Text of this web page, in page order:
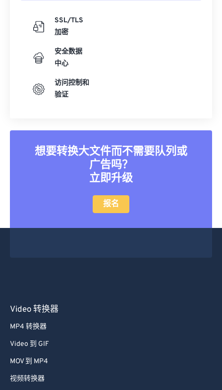
SSL/TLS
加密
安全数据
中心
访问控制和
验证
想要转换大文件而不需要队列或
广告吗？
立即升级
报名
Video 转换器
MP4 转换器
Video 到 GIF
MOV 到 MP4
视频转换器